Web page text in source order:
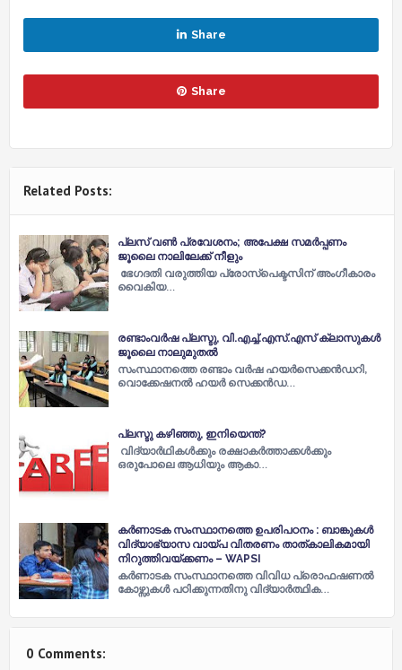
Share
Share
Related Posts:
പ്ലസ്​ വണ്‍ പ്രവേശനം; അപേക്ഷ സമര്‍പ്പണം
ജൂലൈ നാലിലേക്ക്​ നീളും
ഭേ​ഗ​ദ​തി വ​രു​ത്തി​യ പ്രോ​സ്​​പെ​ക്ട​സി​ന്​ അം​ഗീ​കാ​രം
വൈ​കി​യ…
രണ്ടാംവര്‍ഷ പ്ലസ്ടു, വി.എച്ച്‌.എസ്.എസ് ക്ലാസുകള്‍
ജൂലൈ നാലുമുതല്‍
സംസ്ഥാനത്തെ രണ്ടാം വര്‍ഷ ഹയര്‍സെക്കന്‍ഡറി,
വൊക്കേഷനല്‍ ഹയര്‍ സെക്കന്‍ഡ…
പ്ലസ്ടു കഴിഞ്ഞു, ഇനിയെന്ത്?
വിദ്യാര്‍ഥികള്‍ക്കും രക്ഷാകര്‍ത്താക്കള്‍ക്കും
ഒരുപോലെ ആധിയും ആകാ…
കർണാടക സംസ്ഥാനത്തെ ഉപരിപഠനം : ബാങ്കുകൾ
വിദ്യാഭ്യാസ വായ്പ വിതരണം താത്കാലികമായി
നിറുത്തിവയ്ക്കണം – WAPSI
കർണാടക സംസ്ഥാനത്തെ വിവിധ പ്രൊഫഷണൽ
കോഴ്സുകൾ പഠിക്കുന്നതിനു വിദ്യാർത്ഥിക…
0 Comments: